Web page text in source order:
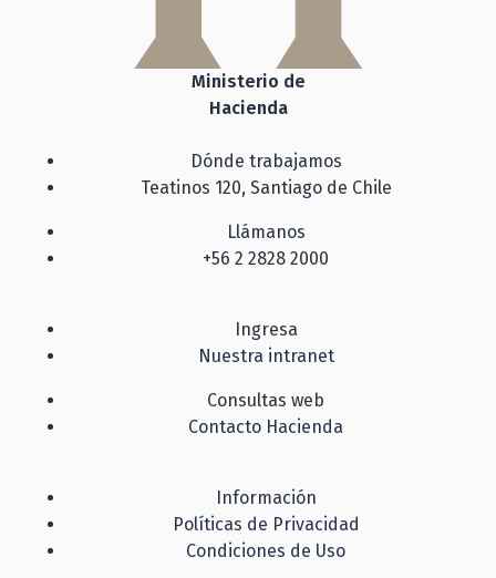
Ministerio de
Hacienda
Dónde trabajamos
Teatinos 120, Santiago de Chile
Llámanos
+56 2 2828 2000
Ingresa
Nuestra intranet
Consultas web
Contacto Hacienda
Información
Políticas de Privacidad
Condiciones de Uso